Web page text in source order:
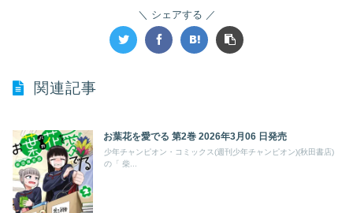
シェアする
関連記事
お葉花を愛でる 第2巻 2026年3月06 日発売
少年チャンピオン・コミックス(週刊少年チャンピオン)(秋田書店)
の「 柴...